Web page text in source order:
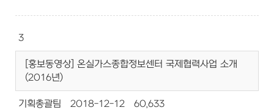
3
[홍보동영상] 온실가스종합정보센터 국제협력사업 소개
(2016년)
기획총괄팀 2018-12-12 60,633